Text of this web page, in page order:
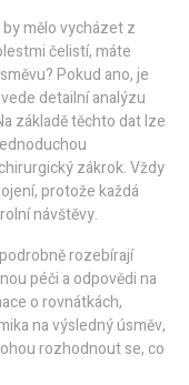
mělo vycházet z
čelistí, máte
Pokud ano, je
detailní analýzu
základě těchto dat lze
zákrok. Vždy
protože každá
návštěvy.
rozebírají
péči a odpovědi na
o rovnátkách,
na výsledný úsměv,
rozhodnout se, co